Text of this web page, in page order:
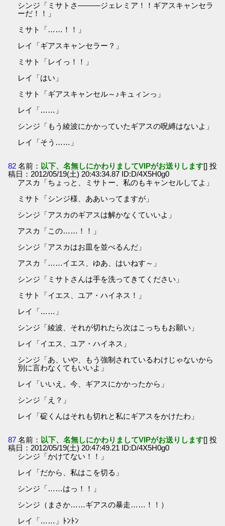
シンジ「ミサトさ―――ジェレミア！！ギアスキャンセラ
ーだ！！」
ミサト「……！！」
レイ「ギアスキャンセラー？」
ミサト「レイっ！！」
レイ「はい」
ミサト「ギアスキャンセル～♪キュィンっ」
レイ「……」
シンジ「もう綾波にかかっていたギアスの呪縛はないよ」
レイ「そう……」
82 名前： 以下、名無しにかわりましてVIPがお送りします[] 投
稿日：2012/05/19(土) 20:43:34.87 ID:D/4X5H0g0
アスカ「ちょっと、ミサトー、私のもキャンセルしてよ」
ミサト「シンジ様、ああいってますが」
シンジ「アスカのギアスは解かなくていいよ」
アスカ「この……！！」
シンジ「アスカはお皿を並べるんだ」
アスカ「……イエス、ゆあ、はいねす～」
シンジ「ミサトさんは手を洗ってきてください」
ミサト「イエス、ユア・ハイネス！」
レイ「……」
シンジ「綾波、それが切れたら次はこっちもお願い」
レイ「イエス、ユア・ハイネス」
シンジ「あ、いや、もう強制されているわけじゃないから
別に言わなくてもいいよ」
レイ「いいえ。今、ギアスにかかったから」
シンジ「え？」
レイ「碇くんはそれも切れと私にギアスをかけたわ」
87 名前： 以下、名無しにかわりましてVIPがお送りします[] 投
稿日：2012/05/19(土) 20:47:49.21 ID:D/4X5H0g0
シンジ「かけてない！！」
レイ「だから、私はこを切る」
シンジ「……はっ！！」
シンジ（まさか……ギアスの暴走……！！）
レイ「……」ﾄﾝﾄﾝ